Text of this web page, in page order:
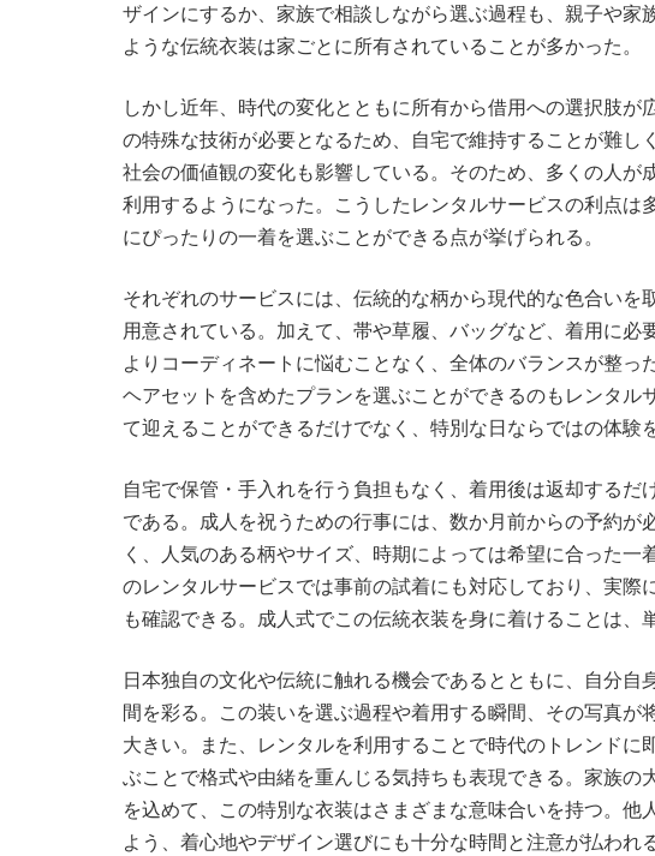
ザインにするか、家族で相談しながら選ぶ過程も、親子や
ような伝統衣装は家ごとに所有されていることが多かった。
しかし近年、時代の変化とともに所有から借用への選択肢
の特殊な技術が必要となるため、自宅で維持することが難
社会の価値観の変化も影響している。そのため、多くの人
利用するようになった。こうしたレンタルサービスの利点
にぴったりの一着を選ぶことができる点が挙げられる。
それぞれのサービスには、伝統的な柄から現代的な色合い
用意されている。加えて、帯や草履、バッグなど、着用に
よりコーディネートに悩むことなく、全体のバランスが整
ヘアセットを含めたプランを選ぶことができるのもレンタ
て迎えることができるだけでなく、特別な日ならではの体験
自宅で保管・手入れを行う負担もなく、着用後は返却する
である。成人を祝うための行事には、数か月前からの予約
く、人気のある柄やサイズ、時期によっては希望に合った
のレンタルサービスでは事前の試着にも対応しており、実
も確認できる。成人式でこの伝統衣装を身に着けることは、
日本独自の文化や伝統に触れる機会であるとともに、自分
間を彩る。この装いを選ぶ過程や着用する瞬間、その写真
大きい。また、レンタルを利用することで時代のトレンド
ぶことで格式や由緒を重んじる気持ちも表現できる。家族の
を込めて、この特別な衣装はさまざまな意味合いを持つ。
よう、着心地やデザイン選びにも十分な時間と注意が払われ